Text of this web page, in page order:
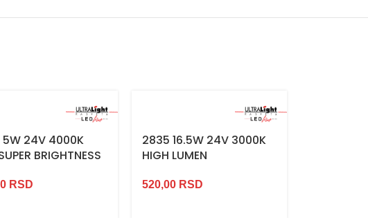
24V 4000K
BRIGHTNESS
RSD
2835 16.5W 24V 3000K
HIGH LUMEN
520,00 RSD